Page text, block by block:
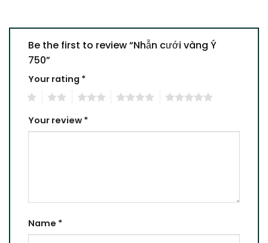
Be the first to review “Nhẫn cưới vàng Ý
750”
Your rating *
Your review *
Name *